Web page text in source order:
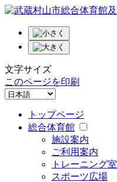
文字サイズ
このページを印刷
トップページ
総合体育館
施設案内
ご利用案内
トレーニング室
スポーツ広場